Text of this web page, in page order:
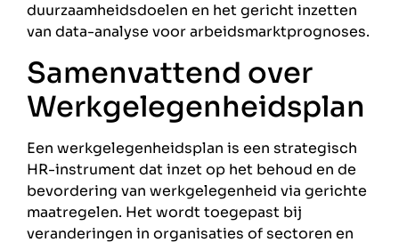
duurzaamheidsdoelen en het gericht inzetten
van data-analyse voor arbeidsmarktprognoses.
Samenvattend over
Werkgelegenheidsplan
Een werkgelegenheidsplan is een strategisch
HR-instrument dat inzet op het behoud en de
bevordering van werkgelegenheid via gerichte
maatregelen. Het wordt toegepast bij
veranderingen in organisaties of sectoren en